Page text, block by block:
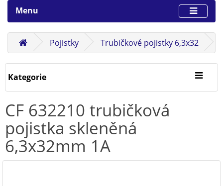
Menu
Pojistky Trubičkové pojistky 6,3x32
Kategorie
CF 632210 trubičková
pojistka skleněná
6,3x32mm 1A